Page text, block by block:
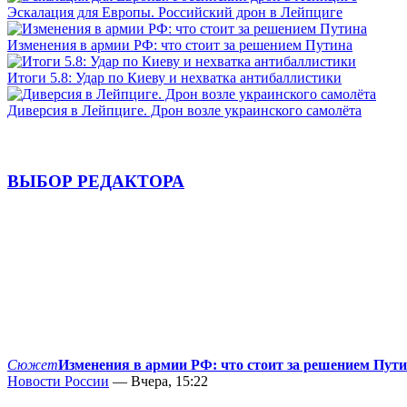
Эскалация для Европы. Российский дрон в Лейпциге
Изменения в армии РФ: что стоит за решением Путина
Итоги 5.8: Удар по Киеву и нехватка антибаллистики
Диверсия в Лейпциге. Дрон возле украинского самолёта
ВЫБОР РЕДАКТОРА
СюжетИзменения в армии РФ: что стоит за решением
Новости России — Вчера, 15:22